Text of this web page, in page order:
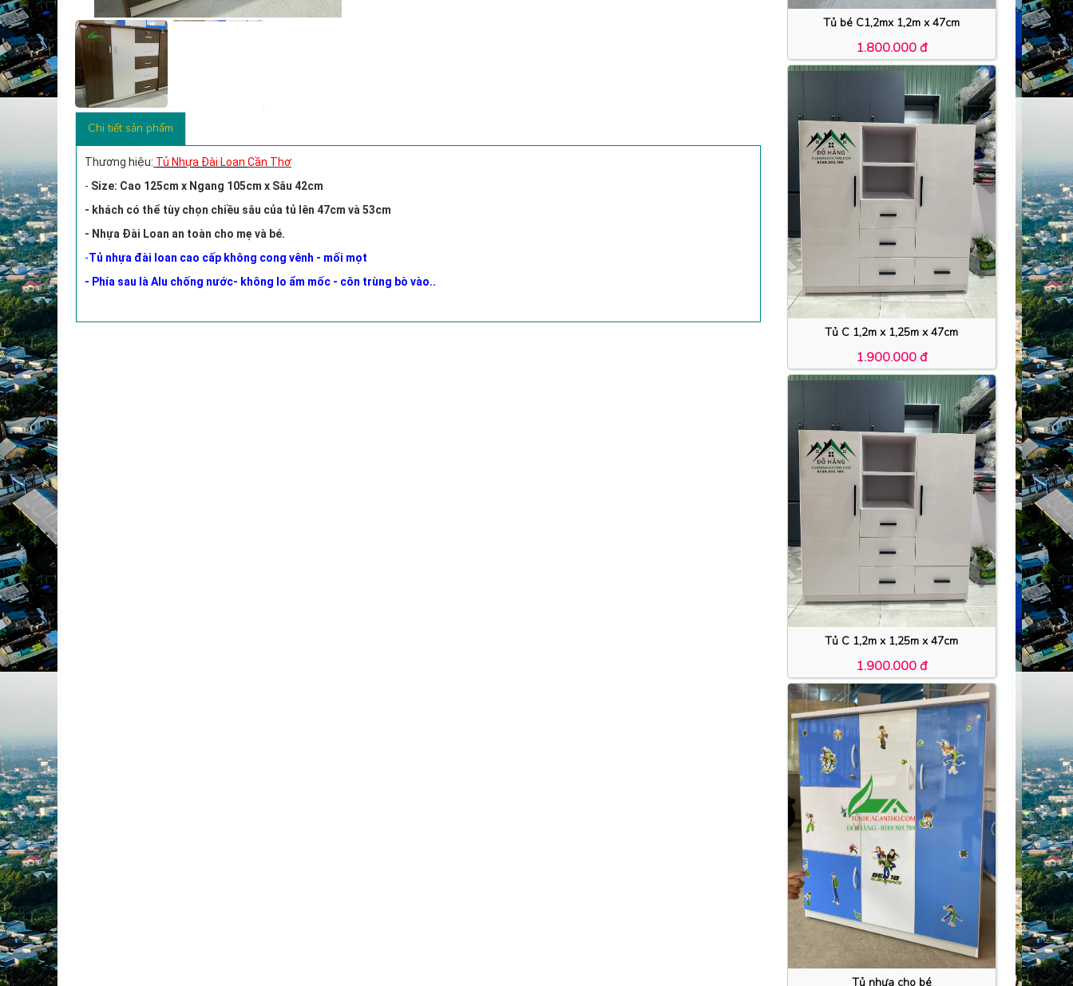
Chi tiết sản phẩm
Thương hiệu: Tủ Nhựa Đài Loan Cần Thơ
- Size: Cao 125cm x Ngang 105cm x Sâu 42cm
- khách có thể tùy chọn chiều sâu của tủ lên 47cm và 53cm
- Nhựa Đài Loan an toàn cho mẹ và bé.
-Tủ nhựa đài loan cao cấp không cong vênh - mối mọt
- Phía sau là Alu chống nước- không lo ẩm mốc - côn trùng bò vào..
Tủ bé C1,2mx 1,2m x 47cm
1.800.000 đ
Tủ C 1,2m x 1,25m x 47cm
1.900.000 đ
Tủ C 1,2m x 1,25m x 47cm
1.900.000 đ
Tủ nhựa cho bé